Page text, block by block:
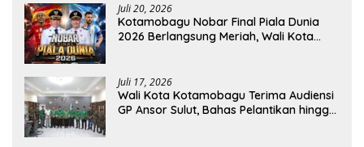
Juli 20, 2026
Kotamobagu Nobar Final Piala Dunia
2026 Berlangsung Meriah, Wali Kota
Juli 17, 2026
Wali Kota Kotamobagu Terima Audiensi
GP Ansor Sulut, Bahas Pelantikan hingga